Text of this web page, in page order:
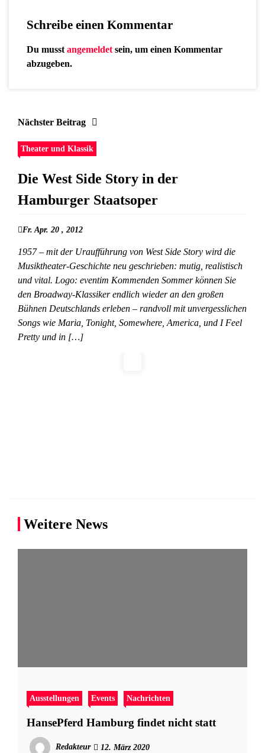
Schreibe einen Kommentar
Du musst angemeldet sein, um einen Kommentar
abzugeben.
Nächster Beitrag
Theater und Klassik
Die West Side Story in der
Hamburger Staatsoper
Fr. Apr. 20 , 2012
1957 – mit der Uraufführung von West Side Story wird die
Musiktheater-Geschichte neu geschrieben: mutig, realistisch
und vital. Logo: eventim Kommenden Sommer können Sie
den Broadway-Klassiker endlich wieder an den großen
Bühnen Deutschlands erleben – randvoll mit unvergesslichen
Songs wie Maria, Tonight, Somewhere, America, und I Feel
Pretty und in […]
Weitere News
Ausstellungen Events Nachrichten
HansePferd Hamburg findet nicht statt
Redakteur 12. März 2020